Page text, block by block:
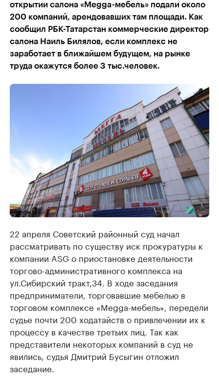
открытии салона «Megga-мебель» подали около
200 компаний, арендовавших там площади. Как
сообщил РБК-Татарстан коммерческие директор
салона Наиль Билялов, если комплекс не
заработает в ближайшем будущем, на рынке
труда окажутся более 3 тыс.человек.
22 апреля Советский районный суд начал
рассматривать по существу иск прокуратуры к
компании ASG о приостановке деятельности
торгово-административного комплекса на
ул.Сибирский тракт,34. В ходе заседания
предприниматели, торговавшие мебелью в
торговом комплексе «Megga-мебель», передели
судье почти 200 ходатайств о привлечении их к
процессу в качестве третьих лиц. Так как
представители некоторых компаний в суд не
явились, судья Дмитрий Бусыгин отложил
заседание.